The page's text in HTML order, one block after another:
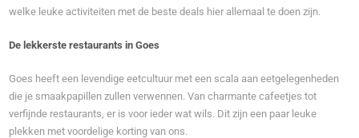
welke leuke activiteiten met de beste deals hier allemaal te doen zijn.
De lekkerste restaurants in Goes
Goes heeft een levendige eetcultuur met een scala aan eetgelegenheden
die je smaakpapillen zullen verwennen. Van charmante cafeetjes tot
verfijnde restaurants, er is voor ieder wat wils. Dit zijn een paar leuke
plekken met voordelige korting van ons.